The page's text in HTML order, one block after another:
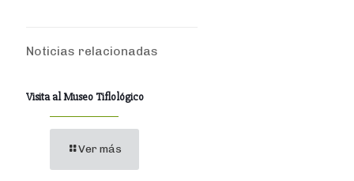
Noticias relacionadas
Visita al Museo Tiflológico
Ver más